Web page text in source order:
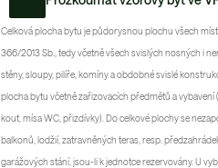
Celková plocha bytu je půdorysnou plochu všech
366/2013 Sb., tedy včetně všech svislých nosných i
stěny, sloupy, pilíře, komíny a obdobné svislé
plocha bytu včetně zařizovacích předmětů a vybavení
kout, mísa WC, přizdívky). Do celkové plochy se
balkonů, lodžií, zatravněných teras, resp.
garážových stání, jsou-li k jednotce rezervovány. U